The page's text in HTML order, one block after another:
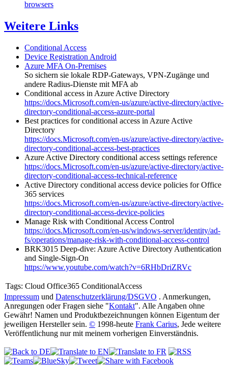
browsers
Weitere Links
Conditional Access
Device Registration Android
Azure MFA On-Premises
So sichern sie lokale RDP-Gateways, VPN-Zugänge und
andere Radius-Dienste mit MFA ab
Conditional access in Azure Active Directory
https://docs.Microsoft.com/en-us/azure/active-directory/active-
directory-conditional-access-azure-portal
Best practices for conditional access in Azure Active
Directory
https://docs.Microsoft.com/en-us/azure/active-directory/active-
directory-conditional-access-best-practices
Azure Active Directory conditional access settings reference
https://docs.Microsoft.com/en-us/azure/active-directory/active-
directory-conditional-access-technical-reference
Active Directory conditional access device policies for Office
365 services
https://docs.Microsoft.com/en-us/azure/active-directory/active-
directory-conditional-access-device-policies
Manage Risk with Conditional Access Control
https://docs.Microsoft.com/en-us/windows-server/identity/ad-
fs/operations/manage-risk-with-conditional-access-control
BRK3015 Deep-dive: Azure Active Directory Authentication
and Single-Sign-On
https://www.youtube.com/watch?v=6RHbDriZRVc
Tags: Cloud Office365 ConditionalAccess
Impressum und Datenschutzerklärung/DSGVO . Anmerkungen,
Anregungen oder Fragen siehe "Kontakt". Alle Angaben ohne
Gewähr! Namen und Produktbezeichnungen können Eigentum der
jeweiligen Hersteller sein. © 1998-heute Frank Carius, Jede weitere
Veröffentlichung nur mit meinem vorherigen Einverständnis.